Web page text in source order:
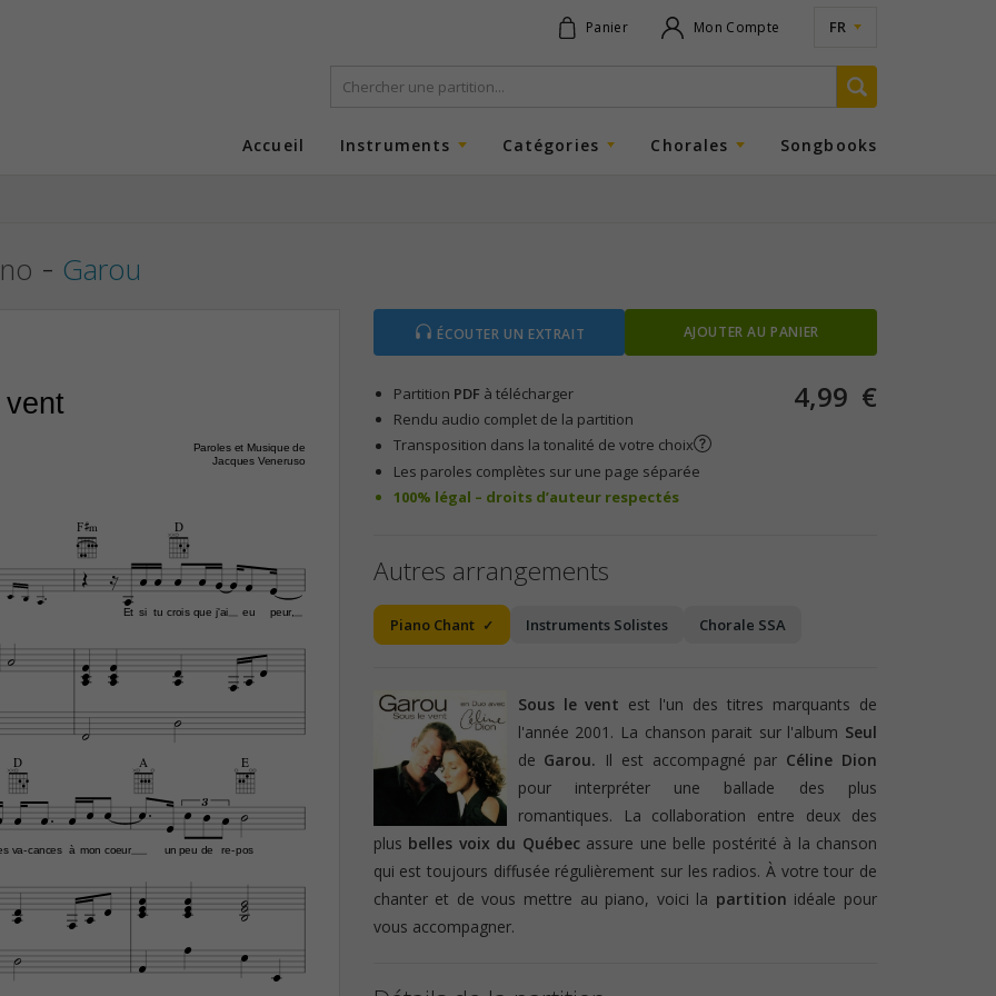
Panier Mon Compte FR
Accueil Instruments Catégories Chorales Songbooks
- Garou
Paroles et Musique de
Jacques Veneruso
Et si tu crois que j'ai eu peur,
va cances
- à mon coeur un peu de re pos
-
F©‹ D
D A E
3
    
   
 

 

 
 
 
          

    

 

 


    
ÉCOUTER UN EXTRAIT AJOUTER AU PANIER
Partition PDF à télécharger
Rendu audio complet de la partition
Transposition dans la tonalité de votre choix
Les paroles complètes sur une page séparée
100% légal – droits d’auteur respectés
4,99 €
Autres arrangements
Piano Chant Instruments Solistes Chorale SSA
Sous le vent est l'un des titres marquants de
l'année 2001. La chanson parait sur l'album Seul
de Garou. Il est accompagné par Céline Dion
pour interpréter une ballade des plus
romantiques. La collaboration entre deux des
plus belles voix du Québec assure une belle postérité à la chanson
qui est toujours diffusée régulièrement sur les radios. À votre tour de
chanter et de vous mettre au piano, voici la partition idéale pour
vous accompagner.